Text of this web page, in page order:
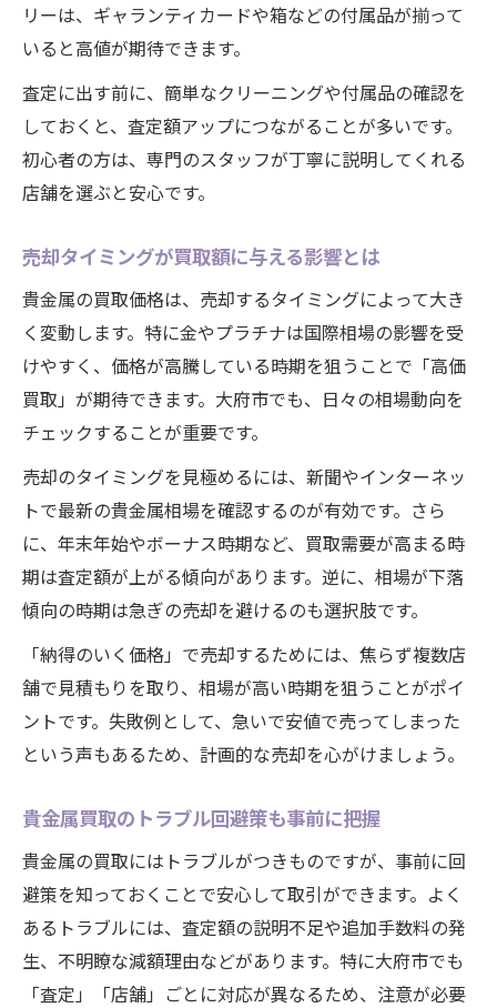
リーは、ギャランティカードや箱などの付属品が揃って
いると高値が期待できます。
査定に出す前に、簡単なクリーニングや付属品の確認を
しておくと、査定額アップにつながることが多いです。
初心者の方は、専門のスタッフが丁寧に説明してくれる
店舗を選ぶと安心です。
売却タイミングが買取額に与える影響とは
貴金属の買取価格は、売却するタイミングによって大き
く変動します。特に金やプラチナは国際相場の影響を受
けやすく、価格が高騰している時期を狙うことで「高価
買取」が期待できます。大府市でも、日々の相場動向を
チェックすることが重要です。
売却のタイミングを見極めるには、新聞やインターネッ
トで最新の貴金属相場を確認するのが有効です。さら
に、年末年始やボーナス時期など、買取需要が高まる時
期は査定額が上がる傾向があります。逆に、相場が下落
傾向の時期は急ぎの売却を避けるのも選択肢です。
「納得のいく価格」で売却するためには、焦らず複数店
舗で見積もりを取り、相場が高い時期を狙うことがポイ
ントです。失敗例として、急いで安値で売ってしまった
という声もあるため、計画的な売却を心がけましょう。
貴金属買取のトラブル回避策も事前に把握
貴金属の買取にはトラブルがつきものですが、事前に回
避策を知っておくことで安心して取引ができます。よく
あるトラブルには、査定額の説明不足や追加手数料の発
生、不明瞭な減額理由などがあります。特に大府市でも
「査定」「店舗」ごとに対応が異なるため、注意が必要